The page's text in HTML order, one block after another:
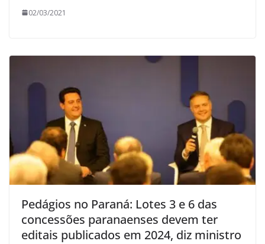
02/03/2021
Pedágios no Paraná: Lotes 3 e 6 das
concessões paranaenses devem ter
editais publicados em 2024, diz ministro